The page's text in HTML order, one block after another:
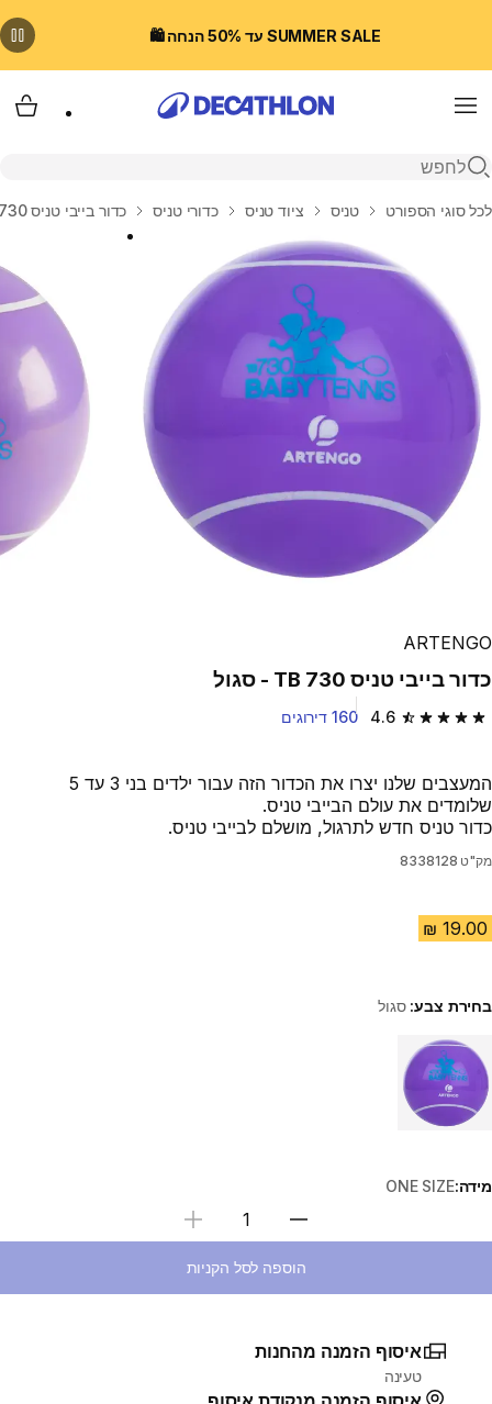
SUMMER SALE עד 50% הנחה 🛍️
Menu
פתיחת חיפוש
בית
לכל סוגי הספורט טניס ציוד טניס כדורי טניס כדור בייבי טניס TB 730 - סגול
ARTENGO
כדור בייבי טניס TB 730 - סגול
4.6 4.6 out of 5 stars from 160 reviews 160 דירוגים
המעצבים שלנו יצרו את הכדור הזה עבור ילדים בני 3 עד 5
שלומדים את עולם הבייבי טניס.
כדור טניס חדש לתרגול, מושלם לבייבי טניס.
מק"ט 8338128
בחירת צבע:סגול
Choose a variant
מידה:ONE SIZE
בחירת כמות
הוספה לסל הקניות
איסוף הזמנה מהחנות
טעינה